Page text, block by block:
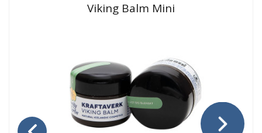
4.83
uit 5
Viking Balm Mini